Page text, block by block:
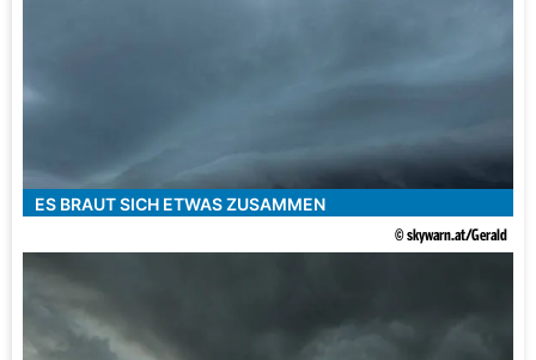
ES BRAUT SICH ETWAS ZUSAMMEN
© skywarn.at/Gerald